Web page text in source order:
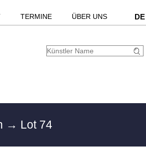
TERMINE ÜBER UNS DE
→ Lot 74